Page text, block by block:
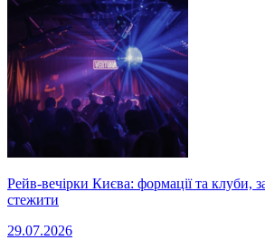
Рейв-вечірки Києва: формації та клуби,
стежити
29.07.2026